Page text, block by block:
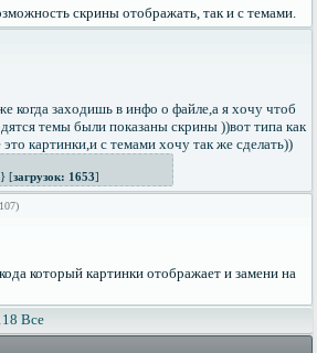
скрины отображать, так и с темами.
когда заходишь в инфо о файле,а я хочу чтоб
темы были показаны скрины ))вот типа как
картинки,и с темами хочу так же сделать))
[загрузок: 1653]
который картинки отображает и замени на
Все